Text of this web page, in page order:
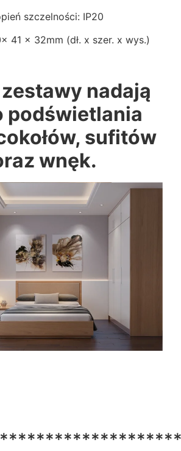
szczelności: IP20
41 x 32mm (dł. x szer. x wys.)
nadają
podświetlania
sufitów
wnęk.